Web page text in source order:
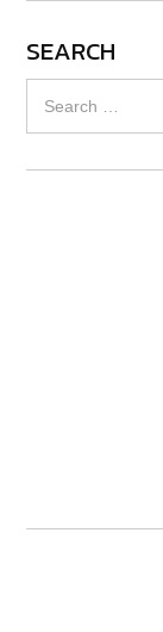
SEARCH
for: